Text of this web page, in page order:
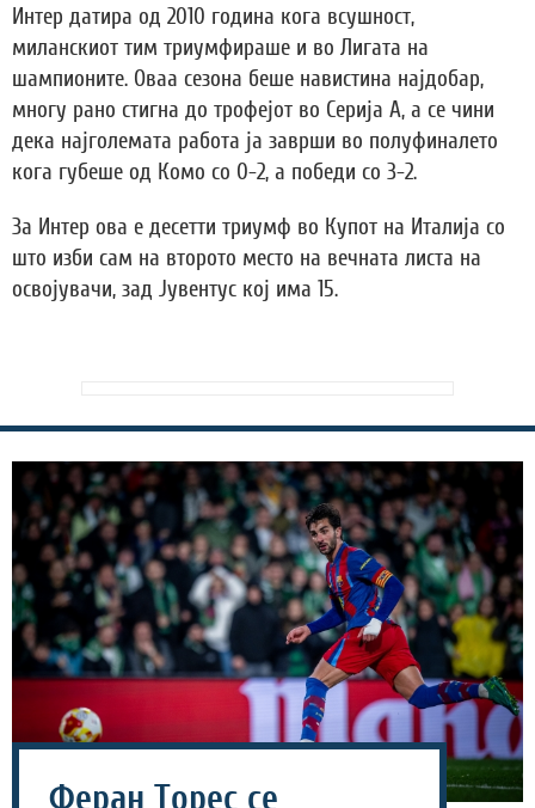
Интер датира од 2010 година кога всушност,
миланскиот тим триумфираше и во Лигата на
шампионите. Оваа сезона беше навистина најдобар,
многу рано стигна до трофејот во Серија А, а се чини
дека најголемата работа ја заврши во полуфиналето
кога губеше од Комо со 0-2, а победи со 3-2.
За Интер ова е десетти триумф во Купот на Италија со
што изби сам на второто место на вечната листа на
освојувачи, зад Јувентус кој има 15.
Феран Торес се